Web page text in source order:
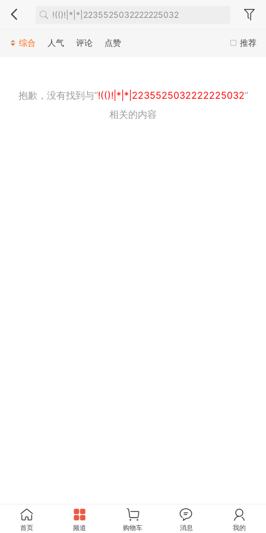
推荐
综合 人气 评论 点赞
抱歉，没有找到与“!(()!|*|*|2235525032222225032”
相关的内容
首页 频道 购物车 消息 我的